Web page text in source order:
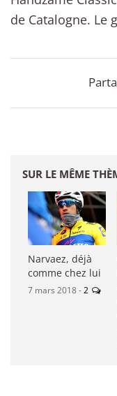
de Catalogne. Le
SUR LE MÊME
Narvaez, déjà
comme chez lui
7 mars 2018 -2